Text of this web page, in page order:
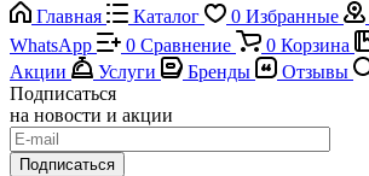
Главная
Каталог 0 Избранные
WhatsApp
0 Сравнение 0 Корзина
Акции
Услуги Бренды Отзывы
Подписаться
на новости и акции
Подписаться